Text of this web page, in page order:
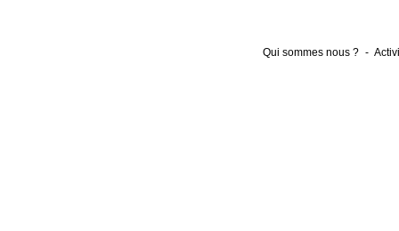
Qui sommes nous ? -